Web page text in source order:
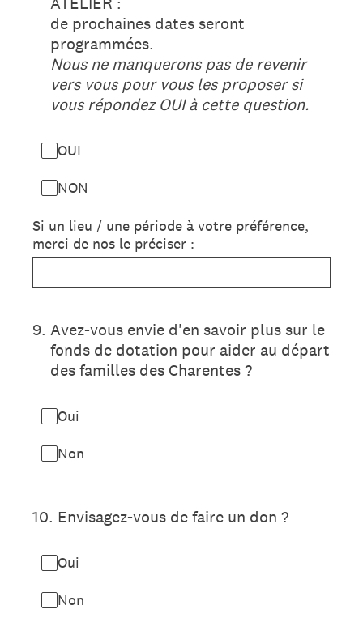
de prochaines dates seront
programmées.
Nous ne manquerons pas de revenir
vers vous pour vous les proposer si
vous répondez OUI à cette question.
OUI
NON
Si un lieu / une période à votre préférence,
merci de nos le préciser :
9. Avez-vous envie d'en savoir plus sur le
fonds de dotation pour aider au départ
des familles des Charentes ?
Oui
Non
10. Envisagez-vous de faire un don ?
Oui
Non